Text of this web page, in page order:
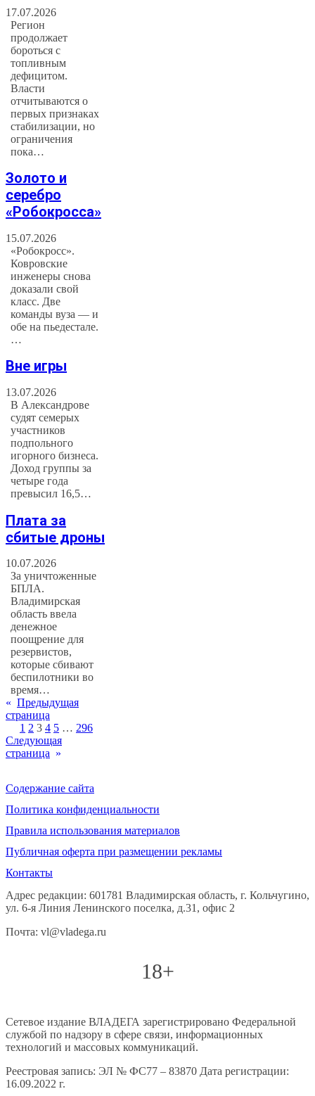
17.07.2026
Регион
продолжает
бороться с
топливным
дефицитом.
Власти
отчитываются о
первых признаках
стабилизации, но
ограничения
пока…
Золото и
серебро
«Робокросса»
15.07.2026
«Робокросс».
Ковровские
инженеры снова
доказали свой
класс. Две
команды вуза — и
обе на пьедестале.
…
Вне игры
13.07.2026
В Александрове
судят семерых
участников
подпольного
игорного бизнеса.
Доход группы за
четыре года
превысил 16,5…
Плата за
сбитые дроны
10.07.2026
За уничтоженные
БПЛА.
Владимирская
область ввела
денежное
поощрение для
резервистов,
которые сбивают
беспилотники во
время…
« Предыдущая
страница
1 2 3 4 5 … 296
Следующая
страница »
Содержание сайта
Политика конфиденциальности
Правила использования материалов
Публичная оферта при размещении рекламы
Контакты
Адрес редакции: 601781 Владимирская область, г. Кольчугино,
ул. 6-я Линия Ленинского поселка, д.31, офис 2
Почта: vl@vladega.ru
18+
Сетевое издание ВЛАДЕГА зарегистрировано Федеральной
службой по надзору в сфере связи, информационных
технологий и массовых коммуникаций.
Реестровая запись: ЭЛ № ФС77 – 83870 Дата регистрации:
16.09.2022 г.